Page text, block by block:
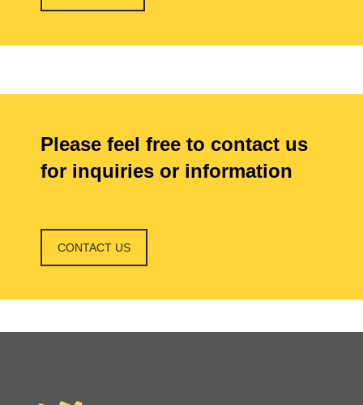
Please feel free to contact us
for inquiries or information
CONTACT US